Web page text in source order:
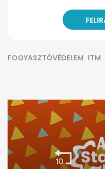
FOGYASZTÓVÉDELEM ITM